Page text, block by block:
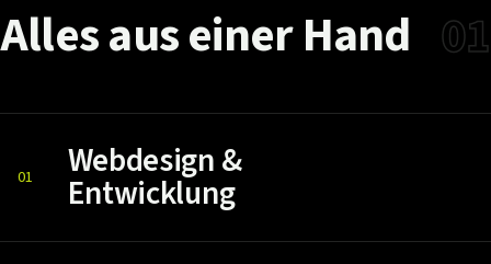
AllesauseinerHand 01
01 Webdesign &
Entwicklung